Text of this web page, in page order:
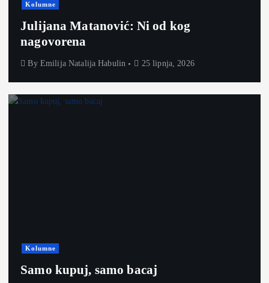
Kolumne
Julijana Matanović: Ni od kog
nagovorena
By Emilija Natalija Habulin 25 lipnja, 2026
Kolumne
Samo kupuj, samo bacaj